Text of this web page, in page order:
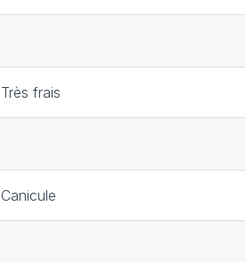
Très frais
Canicule